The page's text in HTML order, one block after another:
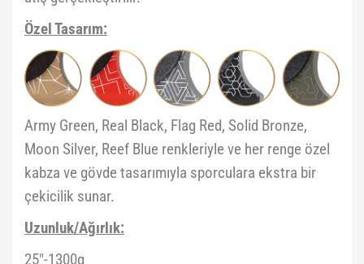
Özel Tasarım:
Army Green, Real Black, Flag Red, Solid Bronze,
Moon Silver, Reef Blue renkleriyle ve her renge özel
kabza ve gövde tasarımıyla sporculara ekstra bir
çekicilik sunar.
Uzunluk/Ağırlık:
25"-1300g